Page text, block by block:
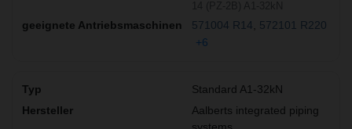
571004 R14
572101 R220
+6
Standard A1-32kN
Aalberts integrated piping
systems